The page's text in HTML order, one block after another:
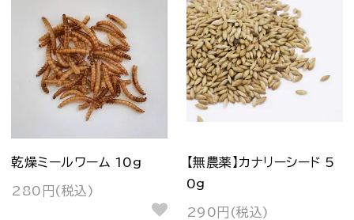
乾燥ミールワーム 10g
280円(税込)
【無農薬】カナリーシード 5
0g
290円(税込)